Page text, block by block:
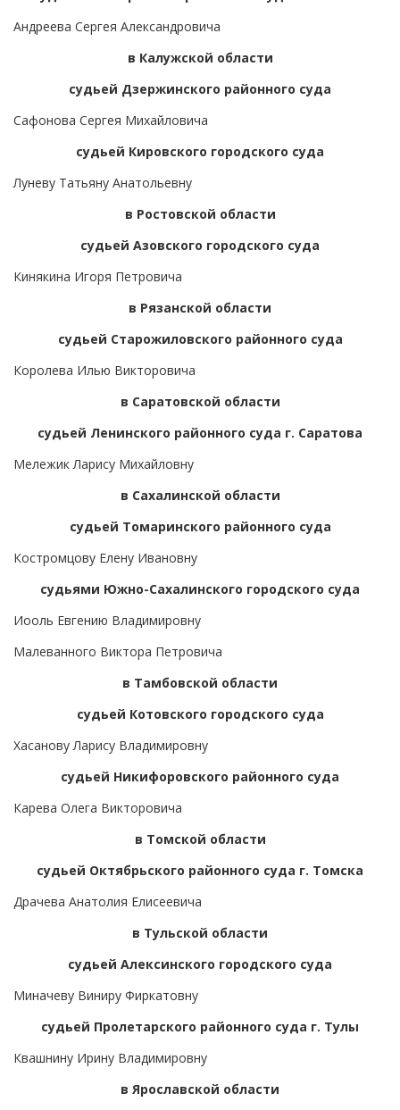
Андреева Сергея Александровича
в Калужской области
судьей Дзержинского районного суда
Сафонова Сергея Михайловича
судьей Кировского городского суда
Луневу Татьяну Анатольевну
в Ростовской области
судьей Азовского городского суда
Кинякина Игоря Петровича
в Рязанской области
судьей Старожиловского районного суда
Королева Илью Викторовича
в Саратовской области
судьей Ленинского районного суда г. Саратова
Мележик Ларису Михайловну
в Сахалинской области
судьей Томаринского районного суда
Костромцову Елену Ивановну
судьями Южно-Сахалинского городского суда
Иооль Евгению Владимировну
Малеванного Виктора Петровича
в Тамбовской области
судьей Котовского городского суда
Хасанову Ларису Владимировну
судьей Никифоровского районного суда
Карева Олега Викторовича
в Томской области
судьей Октябрьского районного суда г. Томска
Драчева Анатолия Елисеевича
в Тульской области
судьей Алексинского городского суда
Миначеву Виниру Фиркатовну
судьей Пролетарского районного суда г. Тулы
Квашнину Ирину Владимировну
в Ярославской области